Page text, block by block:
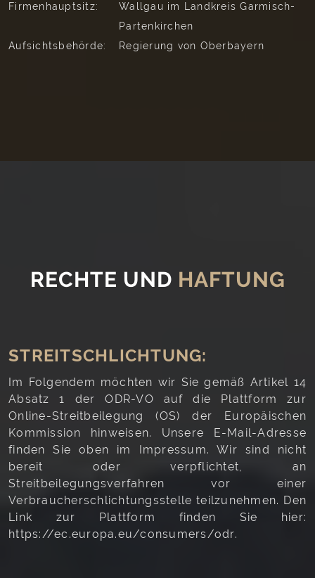
Firmenhauptsitz:
Wallgau im Landkreis Garmisch-
Partenkirchen
Aufsichtsbehörde:
Regierung von Oberbayern
RECHTE UND HAFTUNG
STREITSCHLICHTUNG:
Im Folgendem möchten wir Sie gemäß Artikel 14
Absatz 1 der ODR-VO auf die Plattform zur
Online-Streitbeilegung (OS) der Europäischen
Kommission hinweisen. Unsere E-Mail-Adresse
finden Sie oben im Impressum. Wir sind nicht
bereit oder verpflichtet, an
Streitbeilegungsverfahren vor einer
Verbraucherschlichtungsstelle teilzunehmen. Den
Link zur Plattform finden Sie hier:
https://ec.europa.eu/consumers/odr.